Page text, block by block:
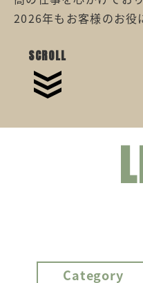
2026年もお客様のお役
SCROLL
Category